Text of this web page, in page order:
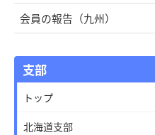
会員の報告（九州）
支部
トップ
北海道支部